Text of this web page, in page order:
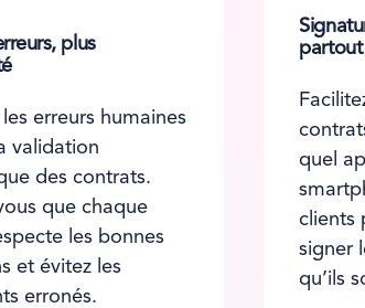
plus
les erreurs humaines
validation
des contrats.
que chaque
les bonnes
et évitez les
erronés.
partout
quel
clients
signer
qu’ils